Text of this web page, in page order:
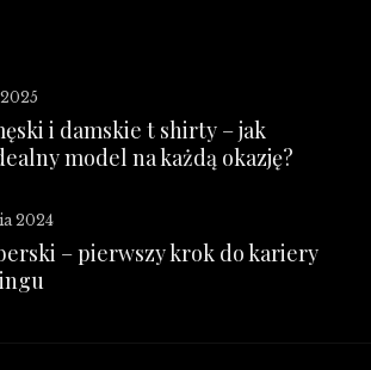
i damskie t shirty – jak
model na każdą okazję?
2024
– pierwszy krok do kariery